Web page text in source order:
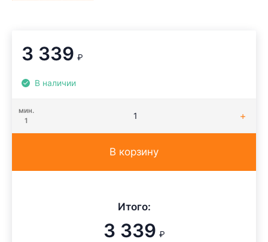
3 339 ₽
В наличии
мин.
1
В корзину
Итого:
3 339 ₽